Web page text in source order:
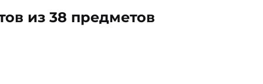
из 38 предметов